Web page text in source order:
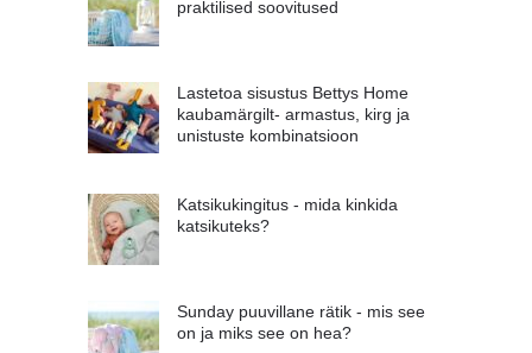
praktilised soovitused
Lastetoa sisustus Bettys Home
kaubamärgilt- armastus, kirg ja
unistuste kombinatsioon
Katsikukingitus - mida kinkida
katsikuteks?
Sunday puuvillane rätik - mis see
on ja miks see on hea?